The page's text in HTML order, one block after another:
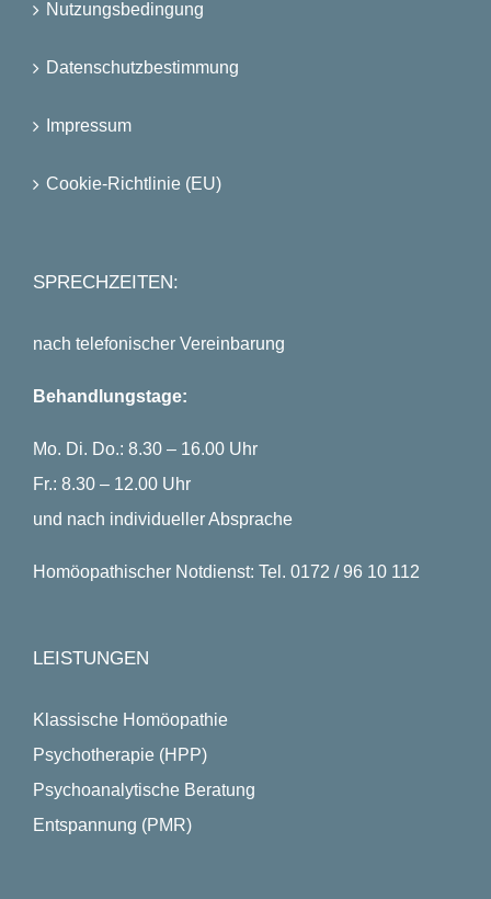
Nutzungsbedingung
Datenschutzbestimmung
Impressum
Cookie-Richtlinie (EU)
SPRECHZEITEN:
nach telefonischer Vereinbarung
Behandlungstage:
Mo. Di. Do.: 8.30 – 16.00 Uhr
Fr.: 8.30 – 12.00 Uhr
und nach individueller Absprache
Homöopathischer Notdienst: Tel. 0172 / 96 10 112
LEISTUNGEN
Klassische Homöopathie
Psychotherapie (HPP)
Psychoanalytische Beratung
Entspannung (PMR)